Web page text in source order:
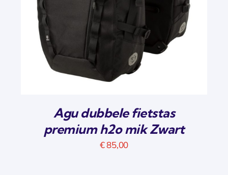
Agu dubbele fietstas
premium h2o mik Zwart
€85,00